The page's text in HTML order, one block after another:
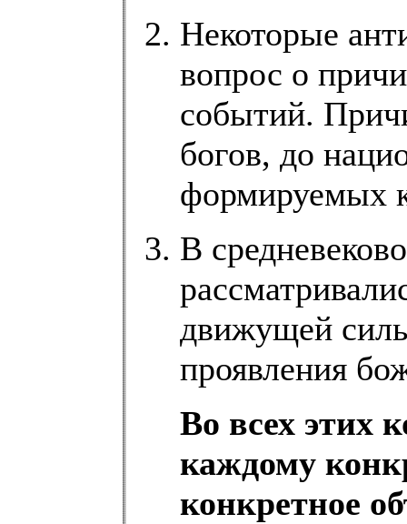
Некоторые
вопрос о
событий.
богов, до
формируемых
В
движущей
проявления
Во всех этих
каждому
конкретное